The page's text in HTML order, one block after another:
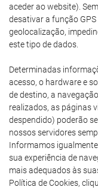
aceder ao website).
desativar a função
geolocalização,
este tipo de dados.
Determinadas
acesso, o hardware e
de destino, a
realizados, as páginas
despendido) poderão
nossos servidores
Informamos
sua experiência de
mais adequados às
Política de Cookies,